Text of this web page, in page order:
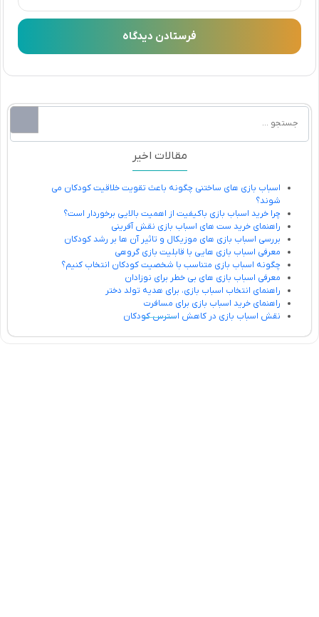
مقالات اخیر
اسباب بازی های ساختنی چگونه باعث تقویت خلاقیت کودکان می
شوند؟
چرا خرید اسباب بازی باکیفیت از اهمیت بالایی برخوردار است؟
راهنمای خرید ست های اسباب بازی نقش آفرینی
بررسی اسباب بازی های موزیکال و تاثیر آن ها بر رشد کودکان
معرفی اسباب بازی هایی با قابلیت بازی گروهی
چگونه اسباب بازی متناسب با شخصیت کودکان انتخاب کنیم؟
معرفی اسباب بازی های بی خطر برای نوزادان
راهنمای انتخاب اسباب بازی، برای هدیه تولد دختر
راهنمای خرید اسباب بازی برای مسافرت
نقش اسباب بازی در کاهش استرس کودکان